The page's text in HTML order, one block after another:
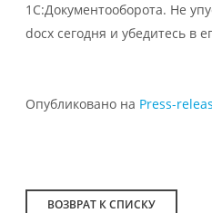
1С:Документооборота. Не
docx сегодня и убедитесь в
Опубликовано на Press-
ВОЗВРАТ К СПИСКУ